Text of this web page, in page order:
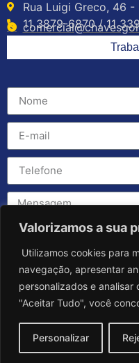
Valorizamos a sua
Utilizamos cookies para
navegação, apresentar
personalizados e analisar
"Aceitar Tudo", você
Personalizar
Rua Luigi Greco, 46 -
11 3879-6870 / 11